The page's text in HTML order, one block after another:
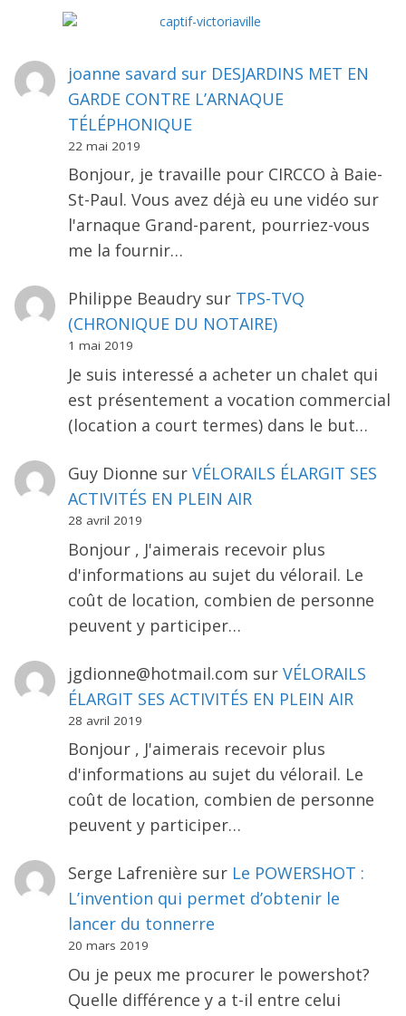
joanne savard sur DESJARDINS MET EN
GARDE CONTRE L’ARNAQUE
TÉLÉPHONIQUE
22 mai 2019
Bonjour, je travaille pour CIRCCO à Baie-
St-Paul. Vous avez déjà eu une vidéo sur
l'arnaque Grand-parent, pourriez-vous
me la fournir…
Philippe Beaudrysur TPS-TVQ
(CHRONIQUE DU NOTAIRE)
1 mai 2019
Je suis interessé a acheter un chalet qui
est présentement a vocation commercial
(location a court termes) dans le but…
Guy Dionne sur VÉLORAILS ÉLARGIT SES
ACTIVITÉS EN PLEIN AIR
28 avril 2019
Bonjour , J'aimerais recevoir plus
d'informations au sujet du vélorail. Le
coût de location, combien de personne
peuvent y participer…
jgdionne@hotmail.com sur VÉLORAILS
ÉLARGIT SES ACTIVITÉS EN PLEIN AIR
28 avril 2019
Bonjour , J'aimerais recevoir plus
d'informations au sujet du vélorail. Le
coût de location, combien de personne
peuvent y participer…
Serge Lafrenière sur Le POWERSHOT :
L’invention qui permet d’obtenir le
lancer du tonnerre
20 mars 2019
Ou je peux me procurer le powershot?
Quelle différence y a t-il entre celui